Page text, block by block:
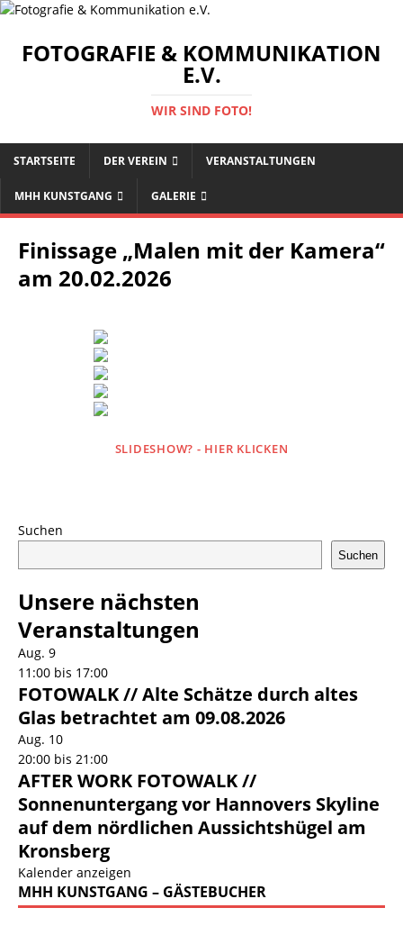
FOTOGRAFIE & KOMMUNIKATION
E.V.
WIR SIND FOTO!
STARTSEITE DER VEREIN VERANSTALTUNGEN
MHH KUNSTGANG GALERIE
Finissage „Malen mit der Kamera“
am 20.02.2026
SLIDESHOW? - HIER KLICKEN
Suchen
Suchen
Unsere nächsten
Veranstaltungen
Aug. 9
11:00 bis 17:00
FOTOWALK // Alte Schätze durch altes
Glas betrachtet am 09.08.2026
Aug. 10
20:00 bis 21:00
AFTER WORK FOTOWALK //
Sonnenuntergang vor Hannovers Skyline
auf dem nördlichen Aussichtshügel am
Kronsberg
Kalender anzeigen
MHH KUNSTGANG – GÄSTEBUCHER